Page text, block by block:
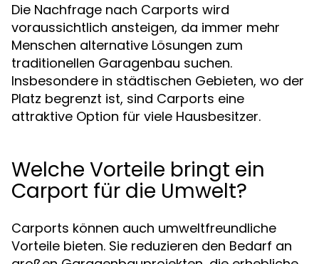
Die Nachfrage nach Carports wird
voraussichtlich ansteigen, da immer mehr
Menschen alternative Lösungen zum
traditionellen Garagenbau suchen.
Insbesondere in städtischen Gebieten, wo der
Platz begrenzt ist, sind Carports eine
attraktive Option für viele Hausbesitzer.
Welche Vorteile bringt ein
Carport für die Umwelt?
Carports können auch umweltfreundliche
Vorteile bieten. Sie reduzieren den Bedarf an